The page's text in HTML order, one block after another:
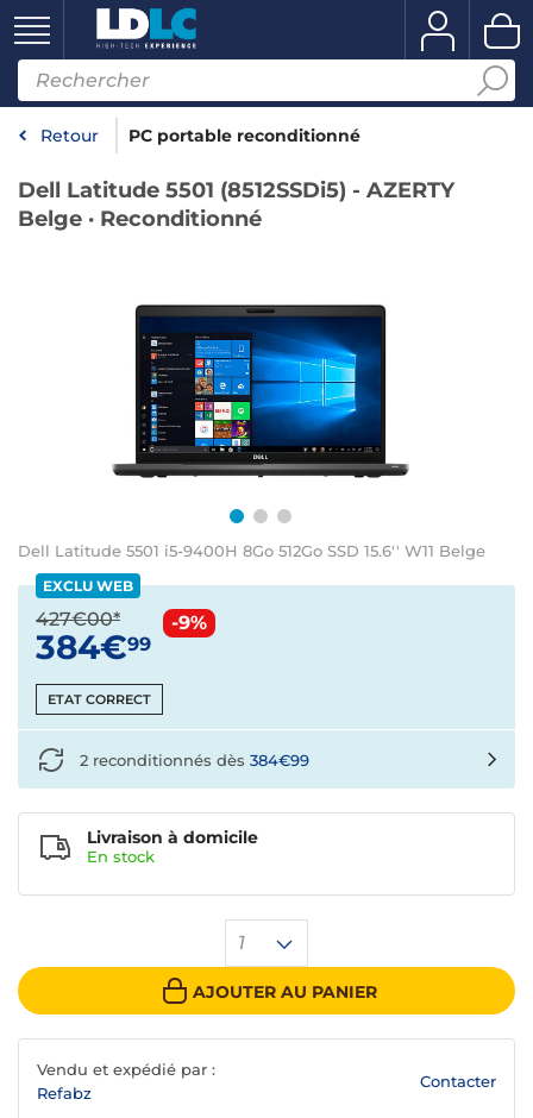
Retour PC portable reconditionné
Dell Latitude 5501 (8512SSDi5) - AZERTY
Belge · Reconditionné
Dell Latitude 5501 i5-9400H 8Go 512Go SSD 15.6'' W11 Belge
EXCLU WEB
427€00*
384€99
-9%
ETAT CORRECT
1
AJOUTER AU PANIER
Livraison à domicile
En stock
2 reconditionnés dès 384€99
Vendu et expédié par :
Refabz
Contacter